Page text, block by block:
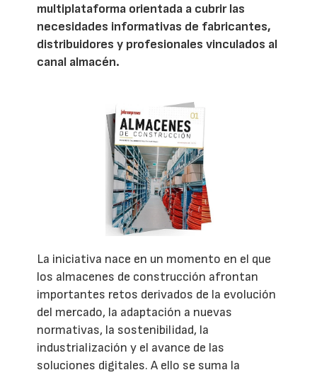
multiplataforma orientada a cubrir las
necesidades informativas de fabricantes,
distribuidores y profesionales vinculados al
canal almacén.
La iniciativa nace en un momento en el que
los almacenes de construcción afrontan
importantes retos derivados de la evolución
del mercado, la adaptación a nuevas
normativas, la sostenibilidad, la
industrialización y el avance de las
soluciones digitales. A ello se suma la